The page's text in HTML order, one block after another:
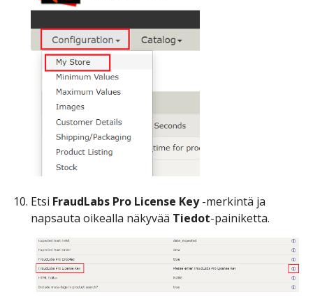
Etsi FraudLabs Pro License Key-merkintä ja
napsauta oikealla näkyvää Tiedot-painiketta.